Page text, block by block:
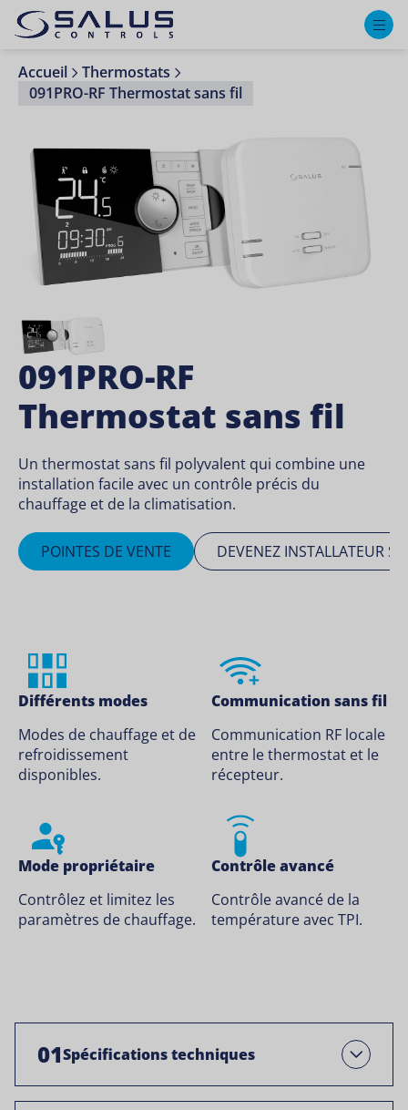
Accueil
Thermostats
091PRO-RF Thermostat sans fil
091PRO-RF
Thermostat sans fil
Un thermostat sans fil polyvalent qui combine une
installation facile avec un contrôle précis du
chauffage et de la climatisation.
POINTES DE VENTE DEVENEZ INSTALLATEUR
Différents modes
Modes de chauffage et de
refroidissement
disponibles.
Communication sans fil
Communication RF locale
entre le thermostat et le
récepteur.
Mode propriétaire
Contrôlez et limitez les
paramètres de chauffage.
Contrôle avancé
Contrôle avancé de la
température avec TPI.
01Spécifications techniques Ouvrir